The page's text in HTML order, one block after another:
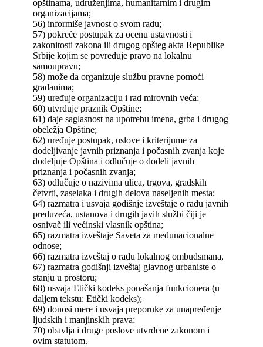
opštinama, udruženjima, humanitarnim i drugim
organizacijama;
56) informiše javnost o svom radu;
57) pokreće postupak za ocenu ustavnosti i
zakonitosti zakona ili drugog opšteg akta Republike
Srbije kojim se povređuje pravo na lokalnu
samoupravu;
58) može da organizuje službu pravne pomoći
građanima;
59) uređuje organizaciju i rad mirovnih veća;
60) utvrđuje praznik Opštine;
61) daje saglasnost na upotrebu imena, grba i drugog
obeležja Opštine;
62) uređuje postupak, uslove i kriterijume za
dodeljivanje javnih priznanja i počasnih zvanja koje
dodeljuje Opština i odlučuje o dodeli javnih
priznanja i počasnih zvanja;
63) odlučuje o nazivima ulica, trgova, gradskih
četvrti, zaselaka i drugih delova naseljenih mesta;
64) razmatra i usvaja godišnje izveštaje o radu javnih
preduzeća, ustanova i drugih javih službi čiji je
osnivač ili većinski vlasnik opština;
65) razmatra izveštaje Saveta za međunacionalne
odnose;
66) razmatra izveštaj o radu lokalnog ombudsmana,
67) razmatra godišnji izveštaj glavnog urbaniste o
stanju u prostoru;
68) usvaja Etički kodeks ponašanja funkcionera (u
daljem tekstu: Etički kodeks);
69) donosi mere i usvaja preporuke za unapređenje
ljudskih i manjinskih prava;
70) obavlja i druge poslove utvrđene zakonom i
ovim statutom.